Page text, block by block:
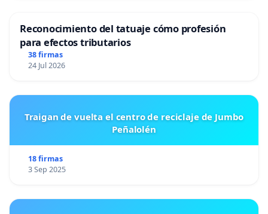
Reconocimiento del tatuaje cómo profesión
para efectos tributarios
38 firmas
24 Jul 2026
Traigan de vuelta el centro de reciclaje de Jumbo
Peñalolén
18 firmas
3 Sep 2025